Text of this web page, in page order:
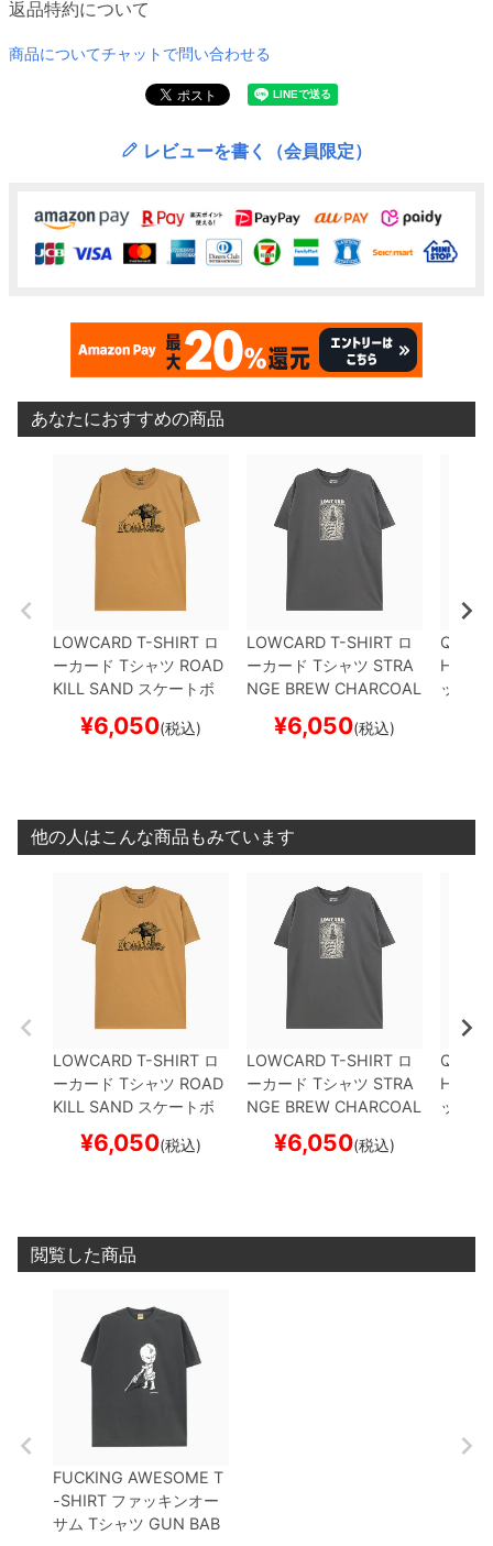
返品特約について
商品についてチャットで問い合わせる
レビューを書く（会員限定）
あなたにおすすめの商品
LOWCARD T-SHIRT ロ
ーカード Tシャツ ROAD
KILL SAND スケートボ
¥6,050(税込)
LOWCARD T-SHIRT ロ
ーカード Tシャツ STRA
NGE BREW CHARCOAL
¥6,050(税込)
HIRT
ックス
他の人はこんな商品もみています
LOWCARD T-SHIRT ロ
ーカード Tシャツ ROAD
KILL SAND スケートボ
ード スケボー
¥6,050(税込)
LOWCARD T-SHIRT ロ
ーカード Tシャツ STRA
NGE BREW CHARCOAL
スケートボード スケボー
¥6,050(税込)
HIRT
ックス
閲覧した商品
FUCKING AWESOME T
-SHIRT ファッキンオー
サム Tシャツ GUN BAB